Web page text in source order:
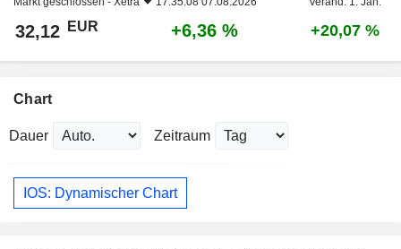
32,12 EUR +6,36 % +20,07 %
Chart
Dauer Zeitraum
IOS: Dynamischer Chart